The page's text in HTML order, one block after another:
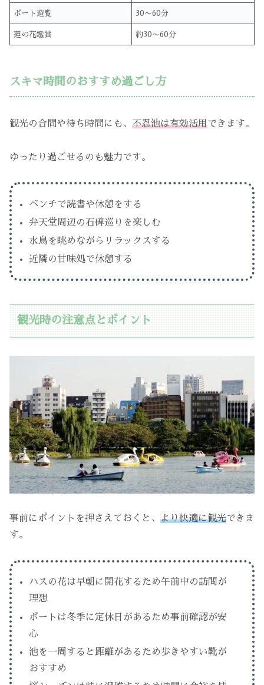
ボート遊覧 30〜60分
蓮の花鑑賞 約30〜60分
スキマ時間のおすすめ過ごし方
観光の合間や待ち時間にも、 不忍池は有効活用できます。
ゆったり過ごせるのも魅力です。
ベンチで読書や休憩をする
弁天堂周辺の石碑巡りを楽しむ
水鳥を眺めながらリラックスする
近隣の甘味処で休憩する
観光時の注意点とポイント
事前にポイントを押さえておくと、 より快適に観光できま
す。
ハスの花は早朝に開花するため午前中の訪問が
理想
ボートは冬季に定休日があるため事前確認が安
心
池を一周すると距離があるため歩きやすい靴が
おすすめ